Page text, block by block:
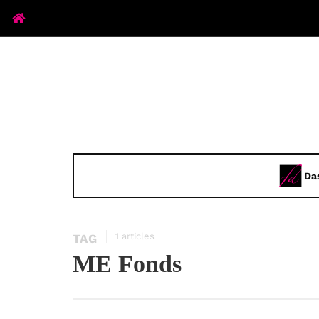
TAG 1 articles
ME Fonds